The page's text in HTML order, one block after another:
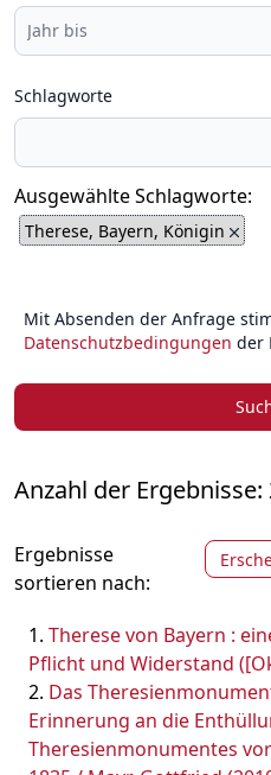
Schlagworte
Ausgewählte Schlagworte:
Therese, Bayern, Königin
Mit Absenden der Anfrage
Datenschutzbedingungen der
Anzahl der Ergebnisse:
Ergebnisse
sortieren nach:
Therese von Bayern :
Pflicht und Widerstand
Das
Erinnerung an die
Theresienmonumentes vor